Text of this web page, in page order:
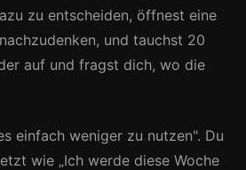
zu entscheiden, öffnest eine
und tauchst 20
auf und fragst dich, wo die
einfach weniger zu nutzen". Du
wie „Ich werde diese Woche